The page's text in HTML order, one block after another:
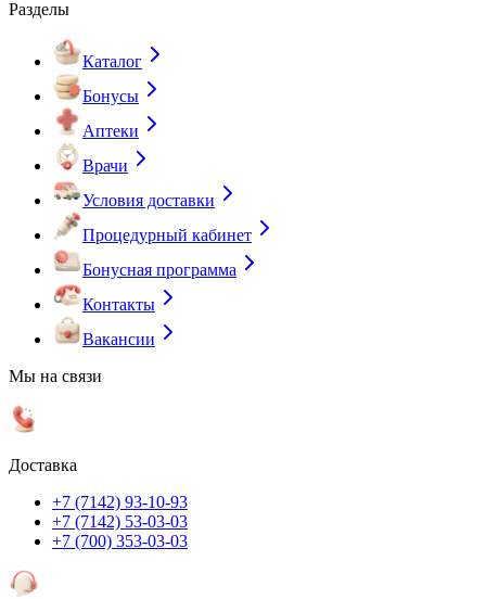
Разделы
Каталог
Бонусы
Аптеки
Врачи
Условия доставки
Процедурный кабинет
Бонусная программа
Контакты
Вакансии
Мы на связи
Доставка
+7 (7142) 93-10-93
+7 (7142) 53-03-03
+7 (700) 353-03-03